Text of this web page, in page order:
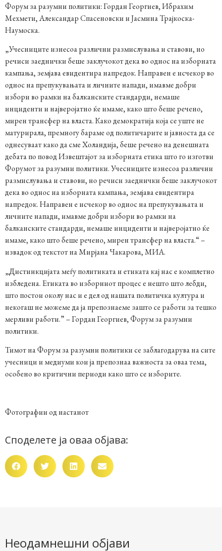
Форум за разумни политики: Гордан Георгиев, Ибрахим
Мехмети, Александар Спасеновски и Јасмина Трајкоска-
Наумоска.
„Учесниците изнесоа различни размислувања и ставови, но
речиси заеднички беше заклучокот дека во однос на изборната
кампања, земјава евидентира напредок. Направен е исчекор во
однос на препукувањата и личните напади, имавме добри
избори во рамки на балканските стандарди, немаше
инциденти и најверојатно ќе имаме, како што беше речено,
мирен трансфер на власта. Како демократија која се уште не
матурирала, премногу бараме од политичарите и јавноста да се
однесуваат како да сме Холандија, беше речено на денешната
дебата по повод Извештајот за изборната етика што го изготви
Форумот за разумни политики. Учесниците изнесоа различни
размислувања и ставови, но речиси заеднички беше заклучокот
дека во однос на изборната кампања, земјава евидентира
напредок. Направен е исчекор во однос на препукувањата и
личните напади, имавме добри избори во рамки на
балканските стандарди, немаше инциденти и најверојатно ќе
имаме, како што беше речено, мирен трансфер на власта.“ –
извадок од текстот на Мирјана Чакарова, МИА.
„Дистинкцијата меѓу политиката и етиката кај нас е комплетно
избледена. Етиката во изборниот процес е нешто што лебди,
што постои околу нас и е дел од нашата политичка култура и
некогаш не можеме да ја препознаеме зашто се работи за тешко
мерливи работи.” – Гордан Георгиев, Форум за разумни
политики.
Тимот на Форум за разумни политики се заблагодарува на сите
учесници и медиуми кои ја препознаа важноста за оваа тема,
особено во критични периоди како што се изборите.
Фотографии од настанот
Споделете ја оваа објава:
Неодамнешни објави